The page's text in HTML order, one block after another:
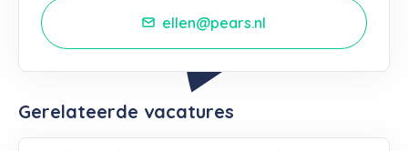
ellen@pears.nl
Gerelateerde vacatures